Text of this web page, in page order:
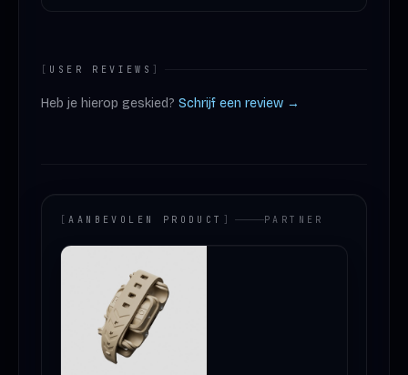
[ USER REVIEWS ]
Heb je hierop geskied? Schrijf een review →
[AANBEVOLEN PRODUCT ] PARTNER